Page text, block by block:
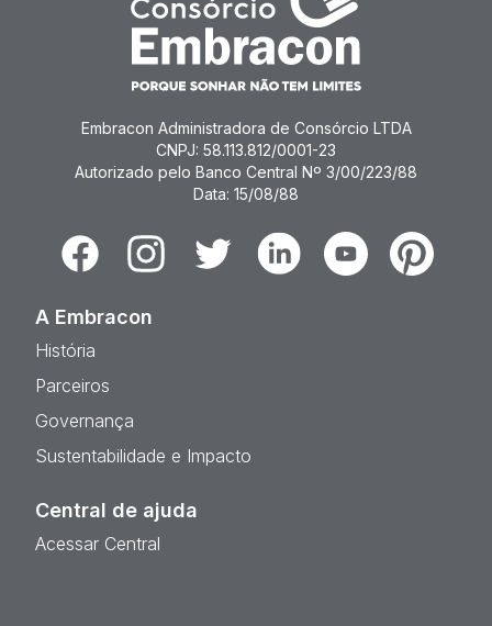
Embracon Administradora de Consórcio LTDA
CNPJ: 58.113.812/0001-23
Autorizado pelo Banco Central Nº 3/00/223/88
Data: 15/08/88
FacebookInstagramTwitter LinkedinYoutubePinterest
A Embracon
História
Parceiros
Governança
Sustentabilidade e Impacto
Central de ajuda
Acessar Central